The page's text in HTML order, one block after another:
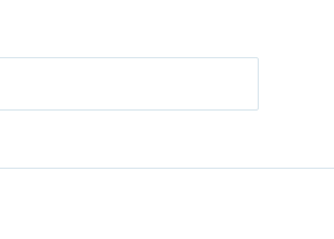
When autocomplete results